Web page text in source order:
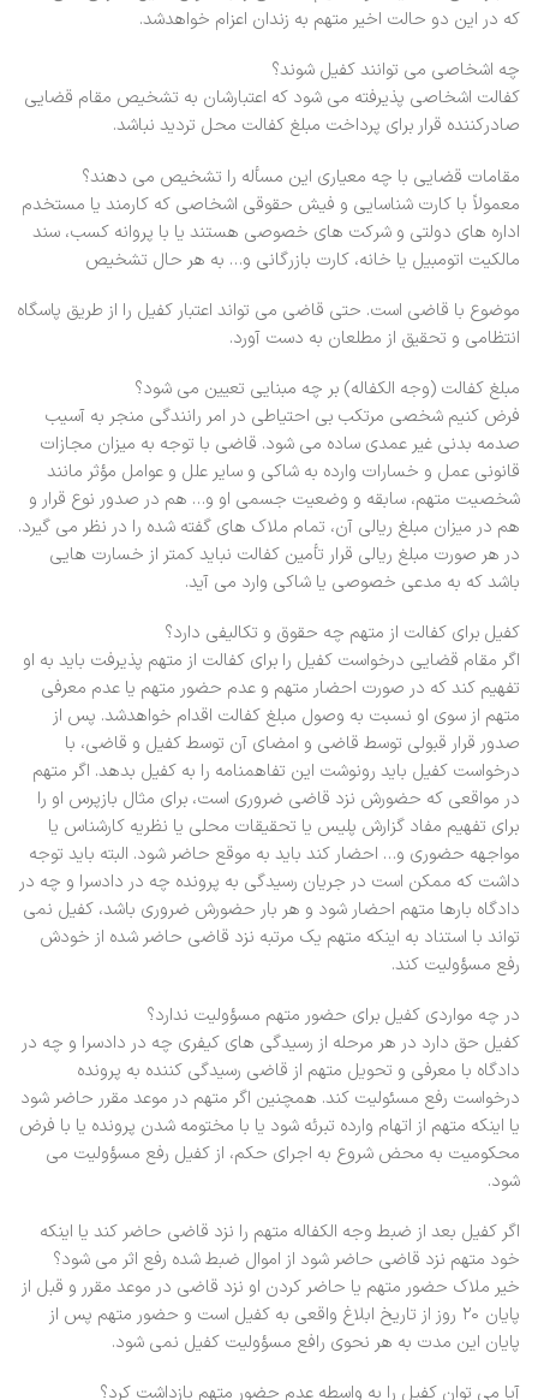
که در این دو حالت اخیر متهم به زندان اعزام خواهدشد.
چه اشخاصی می توانند کفیل شوند؟
کفالت اشخاصی پذیرفته می شود که اعتبارشان به تشخیص مقام قضایی
صادرکننده قرار برای پرداخت مبلغ کفالت محل تردید نباشد.
مقامات قضایی با چه معیاری این مسأله را تشخیص می دهند؟
معمولاً با کارت شناسایی و فیش حقوقی اشخاصی که کارمند یا مستخدم
اداره های دولتی و شرکت های خصوصی هستند یا با پروانه کسب، سند
مالکیت اتومبیل یا خانه، کارت بازرگانی و… به هر حال تشخیص
موضوع با قاضی است. حتی قاضی می تواند اعتبار کفیل را از طریق پاسگاه
انتظامی و تحقیق از مطلعان به دست آورد.
مبلغ کفالت (وجه الکفاله) بر چه مبنایی تعیین می شود؟
فرض کنیم شخصی مرتکب بی احتیاطی در امر رانندگی منجر به آسیب
صدمه بدنی غیر عمدی ساده می شود. قاضی با توجه به میزان مجازات
قانونی عمل و خسارات وارده به شاکی و سایر علل و عوامل مؤثر مانند
شخصیت متهم، سابقه و وضعیت جسمی او و… هم در صدور نوع قرار و
هم در میزان مبلغ ریالی آن، تمام ملاک های گفته شده را در نظر می گیرد.
در هر صورت مبلغ ریالی قرار تأمین کفالت نباید کمتر از خسارت هایی
باشد که به مدعی خصوصی یا شاکی وارد می آید.
کفیل برای کفالت از متهم چه حقوق و تکالیفی دارد؟
اگر مقام قضایی درخواست کفیل را برای کفالت از متهم پذیرفت باید به او
تفهیم کند که در صورت احضار متهم و عدم حضور متهم یا عدم معرفی
متهم از سوی او نسبت به وصول مبلغ کفالت اقدام خواهدشد. پس از
صدور قرار قبولی توسط قاضی و امضای آن توسط کفیل و قاضی، با
درخواست کفیل باید رونوشت این تفاهمنامه را به کفیل بدهد. اگر متهم
در مواقعی که حضورش نزد قاضی ضروری است، برای مثال بازپرس او را
برای تفهیم مفاد گزارش پلیس یا تحقیقات محلی یا نظریه کارشناس یا
مواجهه حضوری و… احضار کند باید به موقع حاضر شود. البته باید توجه
داشت که ممکن است در جریان رسیدگی به پرونده چه در دادسرا و چه در
دادگاه بارها متهم احضار شود و هر بار حضورش ضروری باشد، کفیل نمی
تواند با استناد به اینکه متهم یک مرتبه نزد قاضی حاضر شده از خودش
رفع مسؤولیت کند.
در چه مواردی کفیل برای حضور متهم مسؤولیت ندارد؟
کفیل حق دارد در هر مرحله از رسیدگی های کیفری چه در دادسرا و چه در
دادگاه با معرفی و تحویل متهم از قاضی رسیدگی کننده به پرونده
درخواست رفع مسئولیت کند. همچنین اگر متهم در موعد مقرر حاضر شود
یا اینکه متهم از اتهام وارده تبرئه شود یا با مختومه شدن پرونده یا با فرض
محکومیت به محض شروع به اجرای حکم، از کفیل رفع مسؤولیت می
شود.
اگر کفیل بعد از ضبط وجه الکفاله متهم را نزد قاضی حاضر کند یا اینکه
خود متهم نزد قاضی حاضر شود از اموال ضبط شده رفع اثر می شود؟
خیر ملاک حضور متهم یا حاضر کردن او نزد قاضی در موعد مقرر و قبل از
پایان ۲۰ روز از تاریخ ابلاغ واقعی به کفیل است و حضور متهم پس از
پایان این مدت به هر نحوی رافع مسؤولیت کفیل نمی شود.
آیا می توان کفیل را به واسطه عدم حضور متهم بازداشت کرد؟